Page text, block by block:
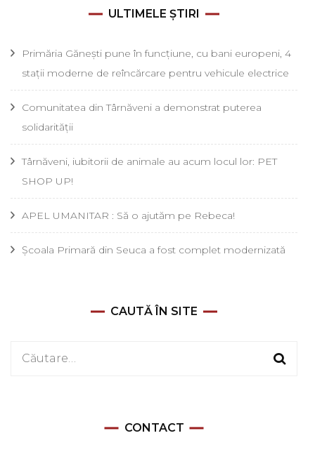
ULTIMELE ȘTIRI
Primăria Gănești pune în funcțiune, cu bani europeni, 4
stații moderne de reîncărcare pentru vehicule electrice
Comunitatea din Târnăveni a demonstrat puterea
solidarității
Târnăveni, iubitorii de animale au acum locul lor: PET
SHOP UP!
APEL UMANITAR : Să o ajutăm pe Rebeca!
Școala Primară din Seuca a fost complet modernizată
CAUTĂ ÎN SITE
Caută
CONTACT